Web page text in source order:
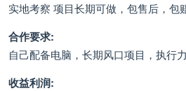
实地考察 项目长期可做，包售后，包
合作要求:
自己配备电脑，长期风口项目，执行
收益利润: